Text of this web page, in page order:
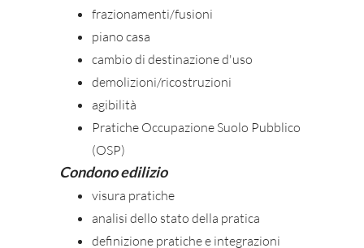
frazionamenti/fusioni
piano casa
cambio di destinazione d'uso
demolizioni/ricostruzioni
agibilità
Pratiche Occupazione Suolo Pubblico
(OSP)
Condono edilizio
visura pratiche
analisi dello stato della pratica
definizione pratiche e integrazioni